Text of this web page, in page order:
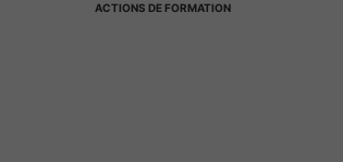
ACTIONS DE FORMATION